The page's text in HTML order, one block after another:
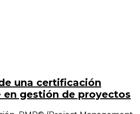
una certificación
gestión de proyectos